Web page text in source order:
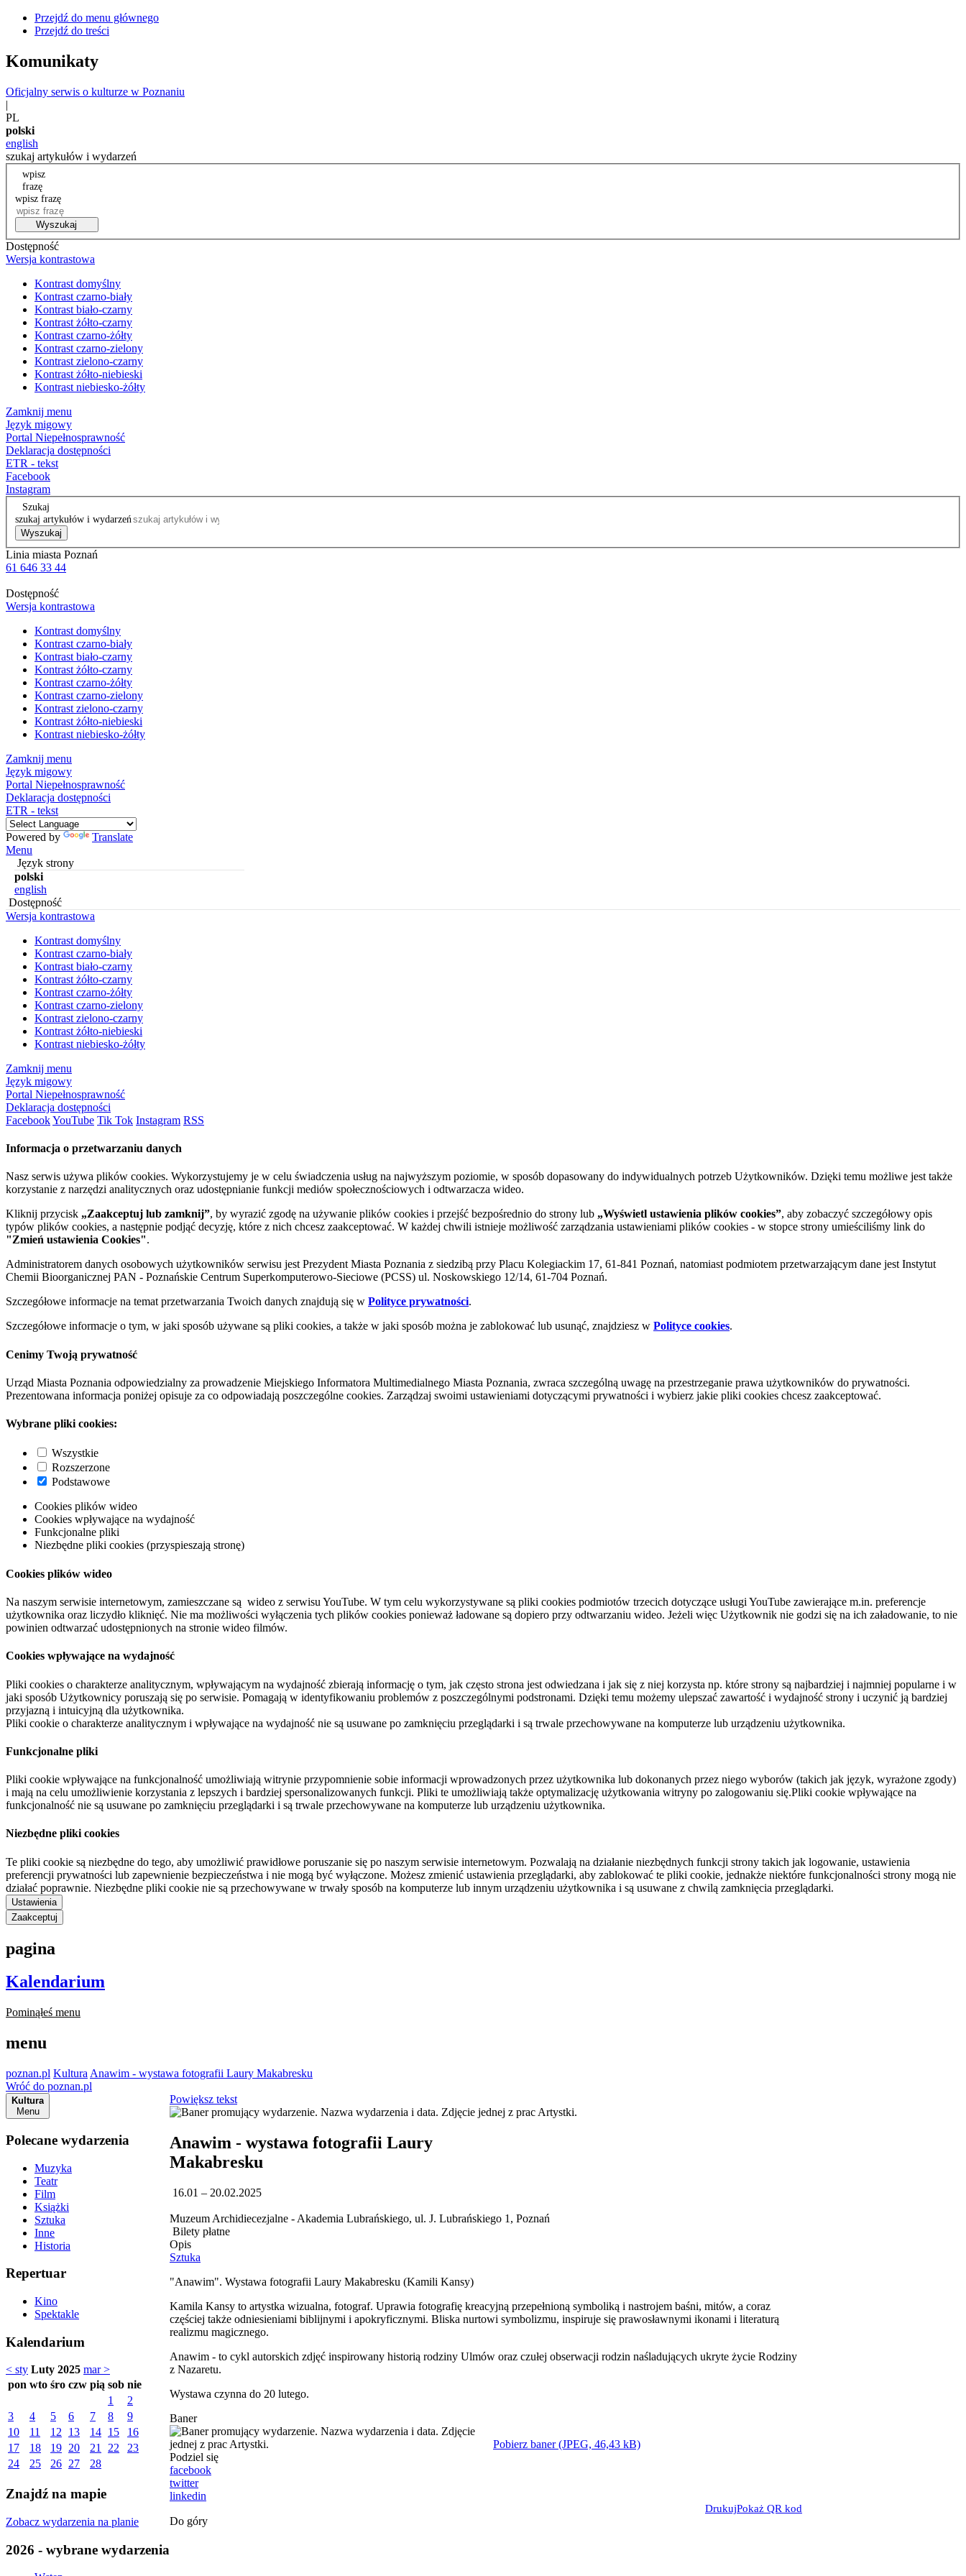
Przejdź do menu głównego
Przejdź do treści
Komunikaty
Oficjalny serwis o kulturze w Poznaniu
|
PL
polski
english
szukaj artykułów i wydarzeń
wpisz
frazę
wpisz frazę
Wyszukaj
Dostępność
Wersja kontrastowa
Kontrast domyślny
Kontrast czarno-biały
Kontrast biało-czarny
Kontrast żółto-czarny
Kontrast czarno-żółty
Kontrast czarno-zielony
Kontrast zielono-czarny
Kontrast żółto-niebieski
Kontrast niebiesko-żółty
Zamknij menu
Język migowy
Portal Niepełnosprawność
Deklaracja dostępności
ETR - tekst
Facebook
Instagram
Szukaj
szukaj artykułów i wydarzeń
Wyszukaj
Linia miasta Poznań
61 646 33 44
Dostępność
Wersja kontrastowa
Kontrast domyślny
Kontrast czarno-biały
Kontrast biało-czarny
Kontrast żółto-czarny
Kontrast czarno-żółty
Kontrast czarno-zielony
Kontrast zielono-czarny
Kontrast żółto-niebieski
Kontrast niebiesko-żółty
Zamknij menu
Język migowy
Portal Niepełnosprawność
Deklaracja dostępności
ETR - tekst
Powered by
Translate
Menu
Język strony
polski
english
Dostępność
Wersja kontrastowa
Kontrast domyślny
Kontrast czarno-biały
Kontrast biało-czarny
Kontrast żółto-czarny
Kontrast czarno-żółty
Kontrast czarno-zielony
Kontrast zielono-czarny
Kontrast żółto-niebieski
Kontrast niebiesko-żółty
Zamknij menu
Język migowy
Portal Niepełnosprawność
Deklaracja dostępności
FacebookYouTube Tik Tok Instagram RSS
Informacja o przetwarzaniu danych
Nasz serwis używa plików cookies. Wykorzystujemy je w celu świadczenia usług na najwyższym poziomie, w sposób dopasowany do indywidualnych potrzeb Użytkowników. Dzięki temu możliwe jest także
korzystanie z narzędzi analitycznych oraz udostępnianie funkcji mediów społecznościowych i odtwarzacza wideo.
Kliknij przycisk „Zaakceptuj lub zamknij”, by wyrazić zgodę na używanie plików cookies i przejść bezpośrednio do strony lub „Wyświetl ustawienia plików cookies”, aby zobaczyć szczegółowy opis
typów plików cookies, a następnie podjąć decyzję, które z nich chcesz zaakceptować. W każdej chwili istnieje możliwość zarządzania ustawieniami plików cookies - w stopce strony umieściliśmy link do
"Zmień ustawienia Cookies".
Administratorem danych osobowych użytkowników serwisu jest Prezydent Miasta Poznania z siedzibą przy Placu Kolegiackim 17, 61-841 Poznań, natomiast podmiotem przetwarzającym dane jest Instytut
Chemii Bioorganicznej PAN - Poznańskie Centrum Superkomputerowo-Sieciowe (PCSS) ul. Noskowskiego 12/14, 61-704 Poznań.
Szczegółowe informacje na temat przetwarzania Twoich danych znajdują się w Polityce prywatności.
Szczegółowe informacje o tym, w jaki sposób używane są pliki cookies, a także w jaki sposób można je zablokować lub usunąć, znajdziesz w Polityce cookies.
Cenimy Twoją prywatność
Urząd Miasta Poznania odpowiedzialny za prowadzenie Miejskiego Informatora Multimedialnego Miasta Poznania, zwraca szczególną uwagę na przestrzeganie prawa użytkowników do prywatności.
Prezentowana informacja poniżej opisuje za co odpowiadają poszczególne cookies. Zarządzaj swoimi ustawieniami dotyczącymi prywatności i wybierz jakie pliki cookies chcesz zaakceptować.
Wybrane pliki cookies:
Wszystkie
Rozszerzone
Podstawowe
Cookies plików wideo
Cookies wpływające na wydajność
Funkcjonalne pliki
Niezbędne pliki cookies (przyspieszają stronę)
Cookies plików wideo
Na naszym serwisie internetowym, zamieszczane są wideo z serwisu YouTube. W tym celu wykorzystywane są pliki cookies podmiotów trzecich dotyczące usługi YouTube zawierające m.in. preferencje
użytkownika oraz liczydło kliknięć. Nie ma możliwości wyłączenia tych plików cookies ponieważ ładowane są dopiero przy odtwarzaniu wideo. Jeżeli więc Użytkownik nie godzi się na ich załadowanie, to nie
powinien odtwarzać udostępnionych na stronie wideo filmów.
Cookies wpływające na wydajność
Pliki cookies o charakterze analitycznym, wpływającym na wydajność zbierają informację o tym, jak często strona jest odwiedzana i jak się z niej korzysta np. które strony są najbardziej i najmniej popularne i w
jaki sposób Użytkownicy poruszają się po serwisie. Pomagają w identyfikowaniu problemów z poszczególnymi podstronami. Dzięki temu możemy ulepszać zawartość i wydajność strony i uczynić ją bardziej
przyjazną i intuicyjną dla użytkownika.
Pliki cookie o charakterze analitycznym i wpływające na wydajność nie są usuwane po zamknięciu przeglądarki i są trwale przechowywane na komputerze lub urządzeniu użytkownika.
Funkcjonalne pliki
Pliki cookie wpływające na funkcjonalność umożliwiają witrynie przypomnienie sobie informacji wprowadzonych przez użytkownika lub dokonanych przez niego wyborów (takich jak język, wyrażone zgody)
i mają na celu umożliwienie korzystania z lepszych i bardziej spersonalizowanych funkcji. Pliki te umożliwiają także optymalizację użytkowania witryny po zalogowaniu się.Pliki cookie wpływające na
funkcjonalność nie są usuwane po zamknięciu przeglądarki i są trwale przechowywane na komputerze lub urządzeniu użytkownika.
Niezbędne pliki cookies
Te pliki cookie są niezbędne do tego, aby umożliwić prawidłowe poruszanie się po naszym serwisie internetowym. Pozwalają na działanie niezbędnych funkcji strony takich jak logowanie, ustawienia
preferencji prywatności lub zapewnienie bezpieczeństwa i nie mogą być wyłączone. Możesz zmienić ustawienia przeglądarki, aby zablokować te pliki cookie, jednakże niektóre funkcjonalności strony mogą nie
działać poprawnie. Niezbędne pliki cookie nie są przechowywane w trwały sposób na komputerze lub innym urządzeniu użytkownika i są usuwane z chwilą zamknięcia przeglądarki.
Ustawienia
Zaakceptuj
pagina
Kalendarium
Pominąłeś menu
menu
poznan.pl Kultura Anawim - wystawa fotografii Laury Makabresku
Wróć do poznan.pl
Kultura
Menu
Polecane wydarzenia
Muzyka
Teatr
Film
Książki
Sztuka
Inne
Historia
Repertuar
Kino
Spektakle
Kalendarium
< sty Luty 2025 mar >
pon wto śro czw pią sob nie
1
2
3
4 5 6 7 8
9
10
11 12 13 14 15
16
17
18 19 20 21 22
23
24
25 26 27 28
Znajdź na mapie
Zobacz wydarzenia na planie
2026 - wybrane wydarzenia
Powiększ tekst
Anawim - wystawa fotografii Laury
Makabresku
16.01 – 20.02.2025
Muzeum Archidiecezjalne - Akademia Lubrańskiego, ul. J. Lubrańskiego 1, Poznań
Bilety płatne
Opis
Sztuka
"Anawim". Wystawa fotografii Laury Makabresku (Kamili Kansy)
Kamila Kansy to artystka wizualna, fotograf. Uprawia fotografię kreacyjną przepełnioną symboliką i nastrojem baśni, mitów, a coraz
częściej także odniesieniami biblijnymi i apokryficznymi. Bliska nurtowi symbolizmu, inspiruje się prawosławnymi ikonami i literaturą
realizmu magicznego.
Anawim - to cykl autorskich zdjęć inspirowany historią rodziny Ulmów oraz czułej obserwacji rodzin naśladujących ukryte życie Rodziny
z Nazaretu.
Wystawa czynna do 20 lutego.
Baner
Pobierz baner (JPEG, 46,43 kB)
Podziel się
facebook
twitter
linkedin
DrukujPokaż QR kod
Do góry